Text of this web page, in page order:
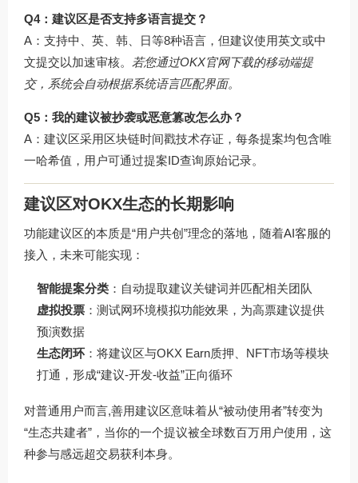
Q4：建议区是否支持多语言提交？
A：支持中、英、韩、日等8种语言，但建议使用英文或中
文提交以加速审核。 若您通过OKX官网下载的移动端提
交，系统会自动根据系统语言匹配界面。
Q5：我的建议被抄袭或恶意篡改怎么办？
A：建议区采用区块链时间戳技术存证，每条提案均包含唯
一哈希值，用户可通过提案ID查询原始记录。
建议区对OKX生态的长期影响
功能建议区的本质是“用户共创”理念的落地，随着AI客服的
接入，未来可能实现：
智能提案分类 ：自动提取建议关键词并匹配相关团队
虚拟投票 ：测试网环境模拟功能效果，为高票建议提供
预演数据
生态闭环：将建议区与OKX Earn质押、NFT市场等模块
打通，形成“建议-开发-收益”正向循环
对普通用户而言,善用建议区意味着从“被动使用者”转变为
“生态共建者”，当你的一个提议被全球数百万用户使用，这
种参与感远超交易获利本身。